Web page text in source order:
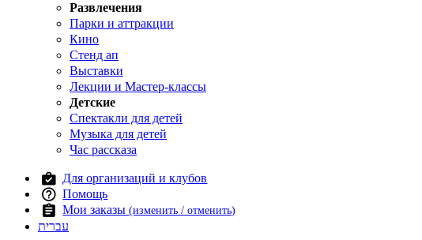
Развлечения
Парки и аттракции
Кино
Стенд ап
Выставки
Лекции и Мастер-классы
Детские
Спектакли для детей
Музыка для детей
Час рассказа
Для организаций и клубов
Помощь
Мои заказы(изменить / отменить)
עברית